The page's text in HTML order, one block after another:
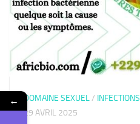
DOMAINE SEXUEL/ INFECTIONS
29 AVRIL 2025
←